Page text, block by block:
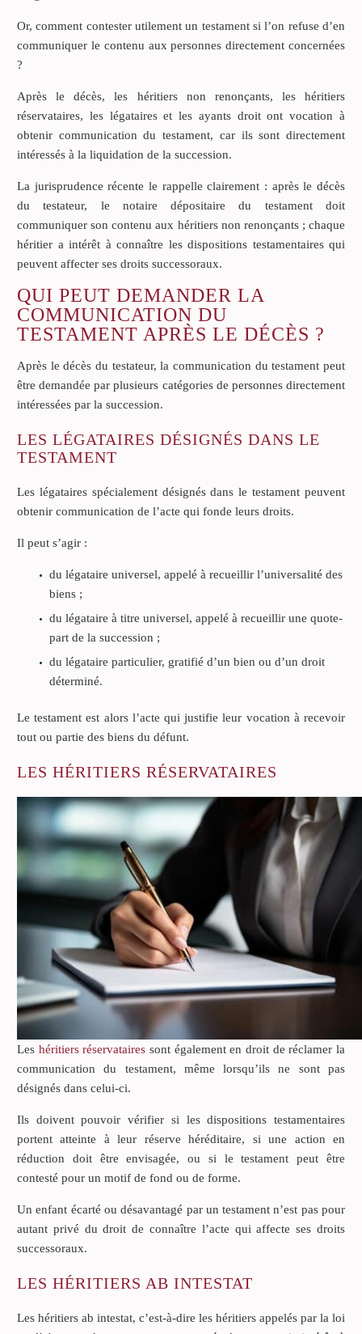
Or, comment contester utilement un testament si l’on refuse d’en
communiquer le contenu aux personnes directement concernées
?
Après le décès, les héritiers non renonçants, les héritiers
réservataires, les légataires et les ayants droit ont vocation à
obtenir communication du testament, car ils sont directement
intéressés à la liquidation de la succession.
La jurisprudence récente le rappelle clairement : après le décès
du testateur, le notaire dépositaire du testament doit
communiquer son contenu aux héritiers non renonçants ; chaque
héritier a intérêt à connaître les dispositions testamentaires qui
peuvent affecter ses droits successoraux.
QUI PEUT DEMANDER LA
COMMUNICATION DU
TESTAMENT APRÈS LE DÉCÈS ?
Après le décès du testateur, la communication du testament peut
être demandée par plusieurs catégories de personnes directement
intéressées par la succession.
LES LÉGATAIRES DÉSIGNÉS DANS LE
TESTAMENT
Les légataires spécialement désignés dans le testament peuvent
obtenir communication de l’acte qui fonde leurs droits.
Il peut s’agir :
du légataire universel, appelé à recueillir l’universalité des
biens ;
du légataire à titre universel, appelé à recueillir une quote-
part de la succession ;
du légataire particulier, gratifié d’un bien ou d’un droit
déterminé.
Le testament est alors l’acte qui justifie leur vocation à recevoir
tout ou partie des biens du défunt.
LES HÉRITIERS RÉSERVATAIRES
Les héritiers réservataires sont également en droit de réclamer la
communication du testament, même lorsqu’ils ne sont pas
désignés dans celui-ci.
Ils doivent pouvoir vérifier si les dispositions testamentaires
portent atteinte à leur réserve héréditaire, si une action en
réduction doit être envisagée, ou si le testament peut être
contesté pour un motif de fond ou de forme.
Un enfant écarté ou désavantagé par un testament n’est pas pour
autant privé du droit de connaître l’acte qui affecte ses droits
successoraux.
LES HÉRITIERS AB INTESTAT
Les héritiers ab intestat, c’est-à-dire les héritiers appelés par la loi